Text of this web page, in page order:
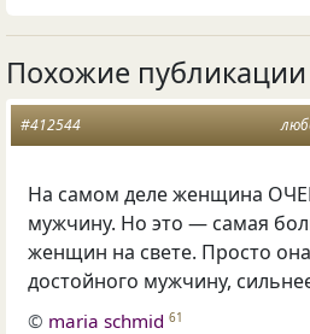
Похожие публикации
#412544
На самом деле женщина
мужчину. Но это — самая
женщин на свете. Просто
достойного мужчину,
© maria schmid 61